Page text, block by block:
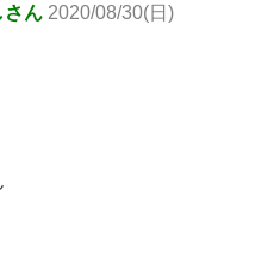
さん 2020/08/30(日)